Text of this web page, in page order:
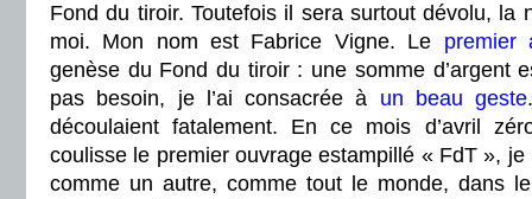
Fond du tiroir. Toutefois il sera surtout dévolu, la
moi. Mon nom est Fabrice Vigne. Le premier
genèse du Fond du tiroir : une somme d’argent
pas besoin, je l’ai consacrée à un beau geste
découlaient fatalement. En ce mois d’avril
coulisse le premier ouvrage estampillé « FdT »,
comme un autre, comme tout le monde, dans